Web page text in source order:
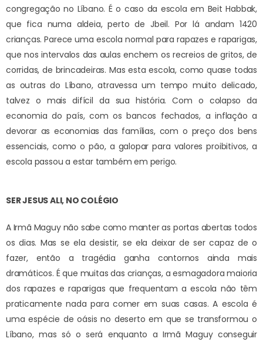
congregação no Líbano. É o caso da escola em Beit Habbak,
que fica numa aldeia, perto de Jbeil. Por lá andam 1420
crianças. Parece uma escola normal para rapazes e raparigas,
que nos intervalos das aulas enchem os recreios de gritos, de
corridas, de brincadeiras. Mas esta escola, como quase todas
as outras do Líbano, atravessa um tempo muito delicado,
talvez o mais difícil da sua história. Com o colapso da
economia do país, com os bancos fechados, a inflação a
devorar as economias das famílias, com o preço dos bens
essenciais, como o pão, a galopar para valores proibitivos, a
escola passou a estar também em perigo.
SER JESUS ALI, NO COLÉGIO
A Irmã Maguy não sabe como manter as portas abertas todos
os dias. Mas se ela desistir, se ela deixar de ser capaz de o
fazer, então a tragédia ganha contornos ainda mais
dramáticos. É que muitas das crianças, a esmagadora maioria
dos rapazes e raparigas que frequentam a escola não têm
praticamente nada para comer em suas casas. A escola é
uma espécie de oásis no deserto em que se transformou o
Líbano, mas só o será enquanto a Irmã Maguy conseguir